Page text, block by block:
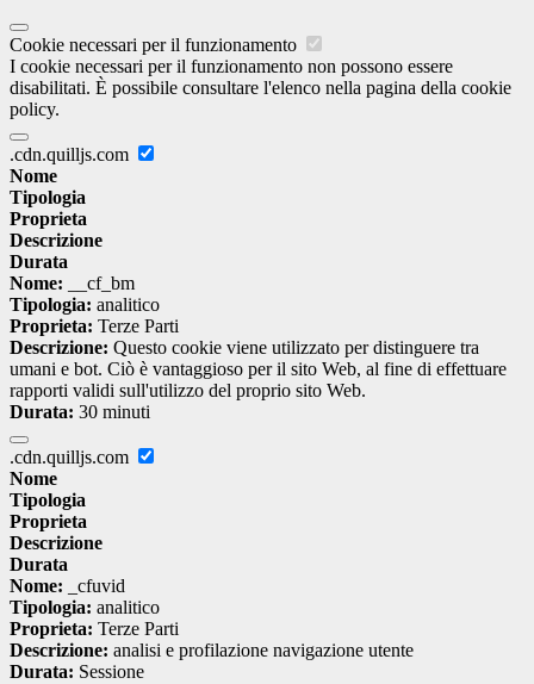
Cookie necessari per il funzionamento
I cookie necessari per il funzionamento non possono essere
disabilitati. È possibile consultare l'elenco nella pagina della cookie
policy.
.cdn.quilljs.com
Nome
Tipologia
Proprieta
Descrizione
Durata
Nome: __cf_bm
Tipologia: analitico
Proprieta: Terze Parti
Descrizione: Questo cookie viene utilizzato per distinguere tra
umani e bot. Ciò è vantaggioso per il sito Web, al fine di effettuare
rapporti validi sull'utilizzo del proprio sito Web.
Durata: 30 minuti
.cdn.quilljs.com
Nome
Tipologia
Proprieta
Descrizione
Durata
Nome: _cfuvid
Tipologia: analitico
Proprieta: Terze Parti
Descrizione: analisi e profilazione navigazione utente
Durata: Sessione